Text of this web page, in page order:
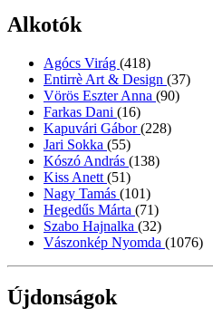
Alkotók
Agócs Virág (418)
Entirrè Art & Design (37)
Vörös Eszter Anna (90)
Farkas Dani (16)
Kapuvári Gábor(228)
Jari Sokka (55)
Kószó András (138)
Kiss Anett (51)
Nagy Tamás (101)
Hegedűs Márta (71)
Szabo Hajnalka (32)
Vászonkép Nyomda (1076)
Újdonságok